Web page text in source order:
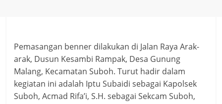
Pemasangan benner dilakukan di Jalan Raya Arak-
arak, Dusun Kesambi Rampak, Desa Gunung
Malang, Kecamatan Suboh. Turut hadir dalam
kegiatan ini adalah Iptu Subaidi sebagai Kapolsek
Suboh, Acmad Rifa’i, S.H. sebagai Sekcam Suboh,